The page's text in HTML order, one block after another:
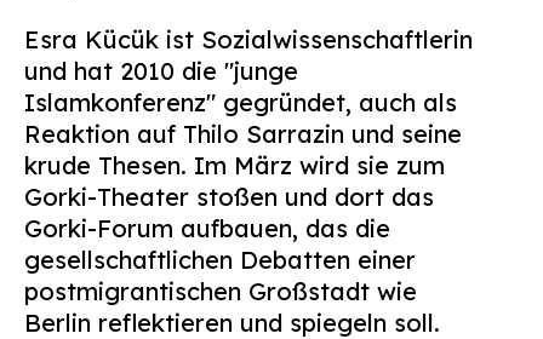
Infos & Broschüren
Archiv
Kontakt
Suchen
nach:
Esra Kücük ist Sozialwissenschaftlerin
und hat 2010 die "junge
Islamkonferenz" gegründet, auch als
Reaktion auf Thilo Sarrazin und seine
krude Thesen. Im März wird sie zum
Gorki-Theater stoßen und dort das
Gorki-Forum aufbauen, das die
gesellschaftlichen Debatten einer
postmigrantischen Großstadt wie
Berlin reflektieren und spiegeln soll.